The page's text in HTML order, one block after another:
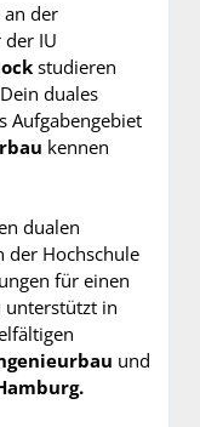
an der
der IU
studieren
duales
Aufgabengebiet
kennen
dualen
der Hochschule
für einen
unterstützt in
und